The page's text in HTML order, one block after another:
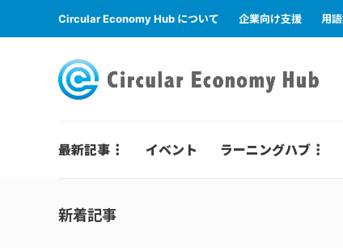
Circular Economy Hub について 企業向け支援 用
最新記事 イベント ラーニングハブ
新着記事